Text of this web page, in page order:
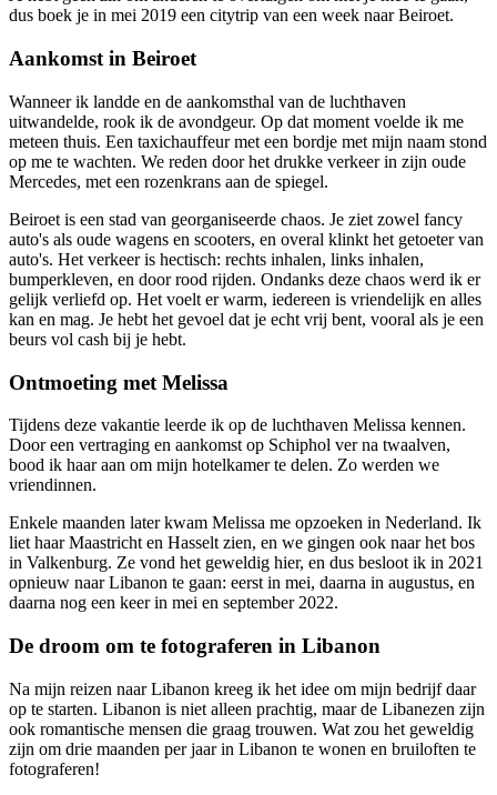
dus boek je in mei 2019 een citytrip van een week naar Beiroet.
Aankomst in Beiroet
Wanneer ik landde en de aankomsthal van de luchthaven
uitwandelde, rook ik de avondgeur. Op dat moment voelde ik me
meteen thuis. Een taxichauffeur met een bordje met mijn naam stond
op me te wachten. We reden door het drukke verkeer in zijn oude
Mercedes, met een rozenkrans aan de spiegel.
Beiroet is een stad van georganiseerde chaos. Je ziet zowel fancy
auto's als oude wagens en scooters, en overal klinkt het getoeter van
auto's. Het verkeer is hectisch: rechts inhalen, links inhalen,
bumperkleven, en door rood rijden. Ondanks deze chaos werd ik er
gelijk verliefd op. Het voelt er warm, iedereen is vriendelijk en alles
kan en mag. Je hebt het gevoel dat je echt vrij bent, vooral als je een
beurs vol cash bij je hebt.
Ontmoeting met Melissa
Tijdens deze vakantie leerde ik op de luchthaven Melissa kennen.
Door een vertraging en aankomst op Schiphol ver na twaalven,
bood ik haar aan om mijn hotelkamer te delen. Zo werden we
vriendinnen.
Enkele maanden later kwam Melissa me opzoeken in Nederland. Ik
liet haar Maastricht en Hasselt zien, en we gingen ook naar het bos
in Valkenburg. Ze vond het geweldig hier, en dus besloot ik in 2021
opnieuw naar Libanon te gaan: eerst in mei, daarna in augustus, en
daarna nog een keer in mei en september 2022.
De droom om te fotograferen in Libanon
Na mijn reizen naar Libanon kreeg ik het idee om mijn bedrijf daar
op te starten. Libanon is niet alleen prachtig, maar de Libanezen zijn
ook romantische mensen die graag trouwen. Wat zou het geweldig
zijn om drie maanden per jaar in Libanon te wonen en bruiloften te
fotograferen!